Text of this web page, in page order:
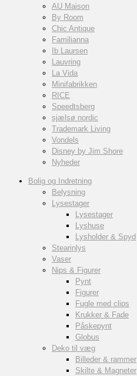
AU Maison
By Room
Chic Antique
Familianna
Ib Laursen
Lauvring
La Vida
Minifabrikken
RICE
Speedtsberg
sjælsø nordic
Trademark Living
Vondels
Disney by Jim Shore
Nyheder
Bolig og Indretning
Belysning
Lysestager
Lysestager
Lyshuse
Lysholder & Spyd
Stearinlys
Vaser
Nips & Figurer
Pynt
Figurer
Fugle med clips
Krukker & Fade
Påskepynt
Globus
Deko til væg
Billeder & rammer
Skilte & Magneter